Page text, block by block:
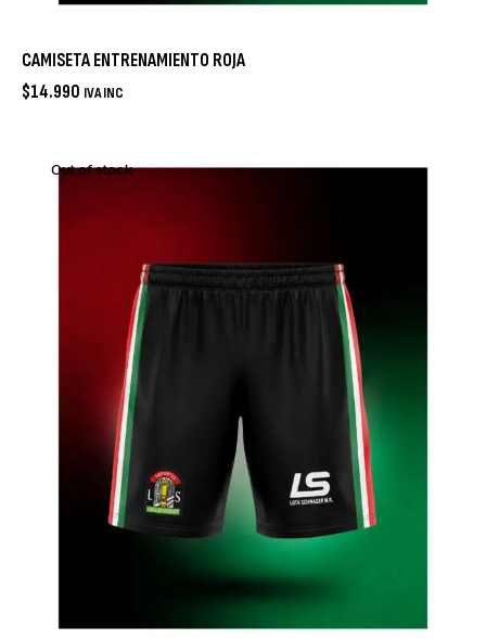
CAMISETA ENTRENAMIENTO ROJA
$14.990 IVA INC
Out of stock